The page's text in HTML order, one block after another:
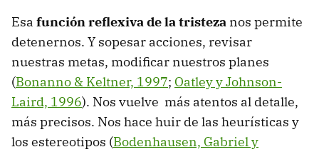
Esa función reflexiva de la tristeza nos permite
detenernos. Y sopesar acciones, revisar
nuestras metas, modificar nuestros planes
(Bonanno & Keltner, 1997; Oatley y Johnson-
Laird, 1996). Nos vuelve más atentos al detalle,
más precisos. Nos hace huir de las heurísticas y
los estereotipos (Bodenhausen, Gabriel y